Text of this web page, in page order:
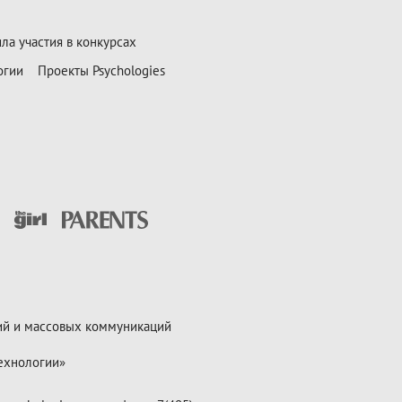
участия в конкурсах
Проекты Psychologies
и массовых коммуникаций